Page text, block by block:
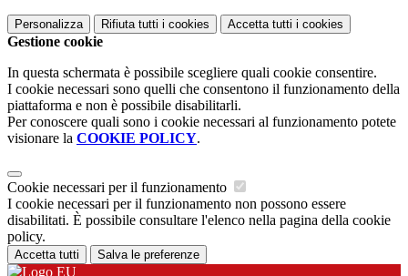
Personalizza Rifiuta tutti i cookies Accetta tutti i cookies
Gestione cookie
In questa schermata è possibile scegliere quali cookie consentire.
I cookie necessari sono quelli che consentono il funzionamento della
piattaforma e non è possibile disabilitarli.
Per conoscere quali sono i cookie necessari al funzionamento potete
visionare la COOKIE POLICY.
Cookie necessari per il funzionamento
I cookie necessari per il funzionamento non possono essere
disabilitati. È possibile consultare l'elenco nella pagina della cookie
policy.
Accetta tutti Salva le preferenze